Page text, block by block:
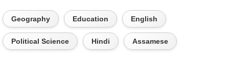
Geography Education English
Political Science Hindi Assamese